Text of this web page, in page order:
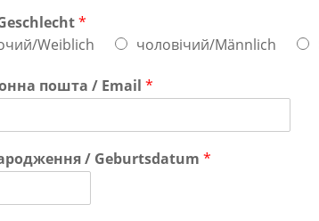
*
Weiblich
чоловічий/Männlich
пошта / Email *
/ Geburtsdatum *